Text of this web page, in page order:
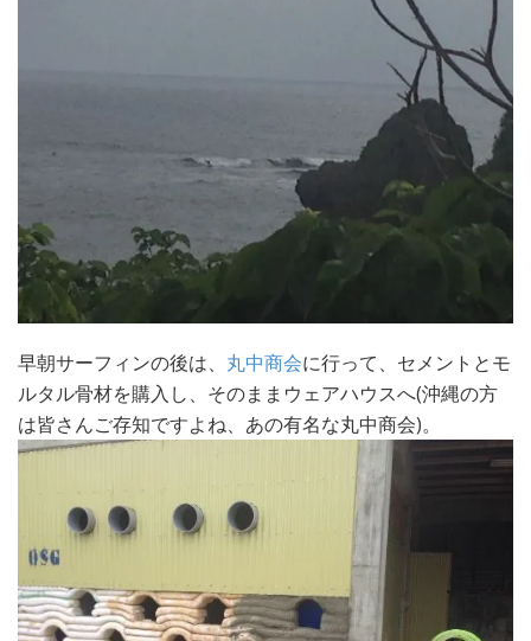
早朝サーフィンの後は、 丸中商会に行って、セメントとモ
ルタル骨材を購入し、そのままウェアハウスへ(沖縄の方
は皆さんご存知ですよね、あの有名な丸中商会)。